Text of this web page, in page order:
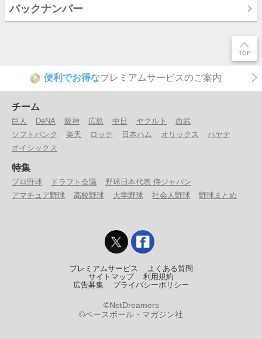
バックナンバー
P 便利でお得なプレミアムサービスのご案内
チーム
巨人 DeNA 阪神 広島 中日 ヤクルト
西武
ソフトバンク
楽天 ロッテ 日本ハム オリックス
ハヤテ
オイシックス
特集
プロ野球 ドラフト会議
野球日本代表 侍ジャパン
アマチュア野球
高校野球 大学野球 社会人野球 野球まとめ
プレミアムサービス
よくある質問
サイトマップ
利用規約
広告募集
プライバシーポリシー
©NetDreamers
©ベースボール・マガジン社